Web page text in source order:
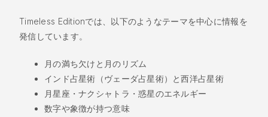
Timeless Editionでは、以下のようなテーマを中心に情報を
発信しています。
月の満ち欠けと月のリズム
インド占星術（ヴェーダ占星術）と西洋占星術
月星座・ナクシャトラ・惑星のエネルギー
数字や象徴が持つ意味